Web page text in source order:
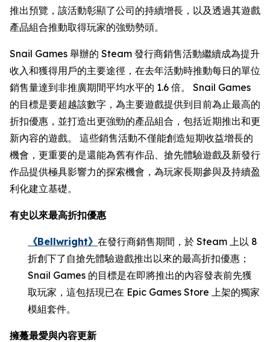
推出預覽，該活動彰顯了公司的持續增長，以及透過其遊戲
產品組合推動取得玩家的強勁勢頭。
Snail Games 舉辦的 Steam 發行商銷售活動繼續成為提升
收入和獲得用戶的主要途徑，在去年活動時推動每日的單位
銷售量達到非推廣期間平均水平的 1.6 倍。 Snail Games
的目標是要超越該數字，為主要遊戲提供到目前為止最高的
折扣優惠，並打造出更強勁的產品組合，包括近期推出和更
新內容的遊戲。 這些銷售活動不僅能創造短期收益增長的
機會，更重要的是還能為舊有作品、搶先體驗遊戲及新發行
作品提供極具影響力的探索機會，為玩家長期參與及持續盈
利化建立基礎。
有史以來最高折扣優惠
《Bellwright》 在發行商銷售期間，於 Steam 上以 8
折創下了自搶先體驗遊戲推出以來的最高折扣優惠；
Snail Games 的目標是在即將推出的內容發表前先獲
取玩家，這包括現已在 Epic Games Store 上架的獨家
模組套件。
擁躉最愛與內容更新